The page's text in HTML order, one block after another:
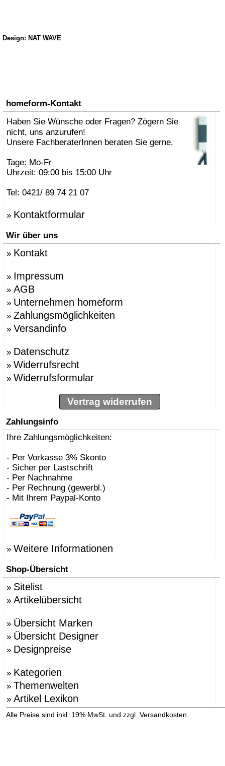
Design: NAT WAVE
homeform-Kontakt
Haben Sie Wünsche oder Fragen? Zögern Sie
nicht, uns anzurufen!
Unsere FachberaterInnen beraten Sie gerne.
Tage: Mo-Fr
Uhrzeit: 09:00 bis 15:00 Uhr
Tel: 0421/ 89 74 21 07
» Kontaktformular
Wir über uns
» Kontakt
» Impressum
» AGB
» Unternehmen homeform
» Zahlungsmöglichkeiten
» Versandinfo
» Datenschutz
» Widerrufsrecht
» Widerrufsformular
Vertrag widerrufen
Zahlungsinfo
Ihre Zahlungsmöglichkeiten:
- Per Vorkasse 3% Skonto
- Sicher per Lastschrift
- Per Nachnahme
- Per Rechnung (gewerbl.)
- Mit Ihrem Paypal-Konto
» Weitere Informationen
Shop-Übersicht
» Sitelist
» Artikelübersicht
» Übersicht Marken
» Übersicht Designer
» Designpreise
» Kategorien
» Themenwelten
» Artikel Lexikon
Alle Preise sind inkl. 19% MwSt. und zzgl. Versandkosten.